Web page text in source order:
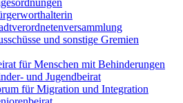
und sonstige Gremien
für Menschen mit Behinderungen
und Jugendbeirat
für Migration und Integration